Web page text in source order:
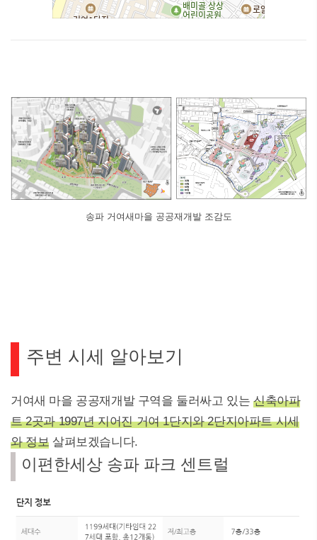
송파 거여새마을 공공재개발 조감도
주변 시세 알아보기
거여새 마을 공공재개발 구역을 둘러싸고 있는신축아파
트 2곳과 1997년 지어진 거여 1단지와 2단지아파트 시세
와 정보 살펴보겠습니다.
이편한세상 송파 파크 센트럴